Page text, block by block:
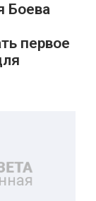
Боева
первое